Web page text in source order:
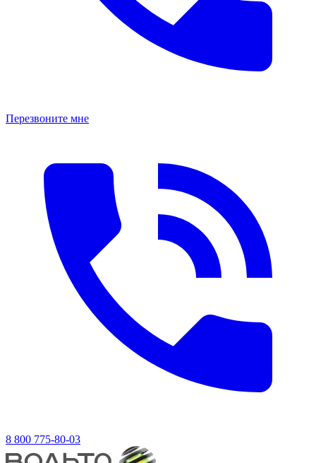
Перезвоните мне
8 800 775-80-03